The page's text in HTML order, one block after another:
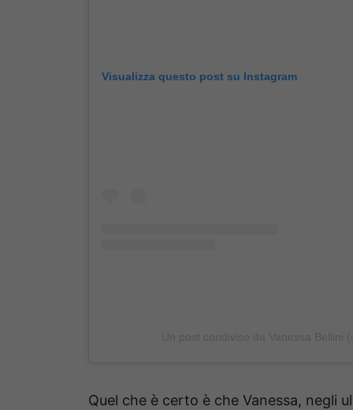
Visualizza questo post su Instagram
Quel che è certo è che Vanessa, negli